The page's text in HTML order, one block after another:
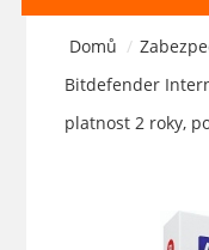
Domů /
Bitdefender
platnost 2 roky,